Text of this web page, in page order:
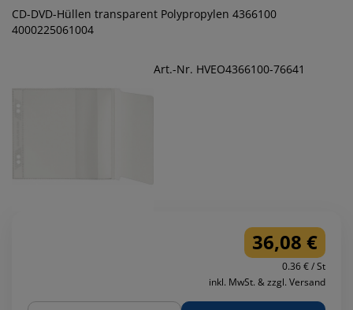
CD-DVD-Hüllen transparent Polypropylen 4366100
4000225061004
Art.-Nr. HVEO4366100-76641
36,08 €
0.36 € / St
inkl. MwSt. & zzgl. Versand